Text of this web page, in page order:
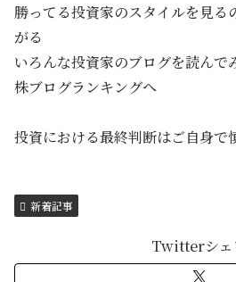
勝ってる投資家のスタイルを見る
がる
いろんな投資家のブログを読んで
株ブログランキングへ
投資における最終判断はご自身で
新着記事
Twitterシェ